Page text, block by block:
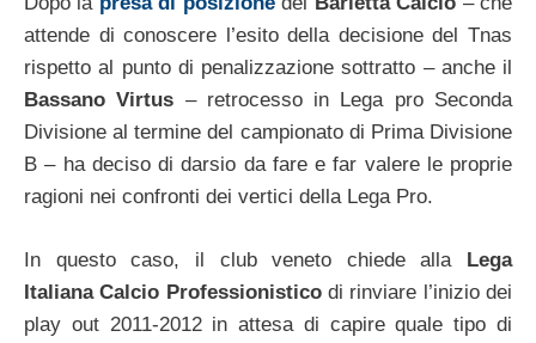
attende di conoscere l’esito della decisione del Tnas
rispetto al punto di penalizzazione sottratto – anche il
Bassano Virtus – retrocesso in Lega pro Seconda
Divisione al termine del campionato di Prima Divisione
B – ha deciso di darsio da fare e far valere le proprie
ragioni nei confronti dei vertici della Lega Pro.
In questo caso, il club veneto chiede allaLega
Italiana Calcio Professionisticodi rinviare l’inizio dei
play out 2011-2012 in attesa di capire quale tipo di